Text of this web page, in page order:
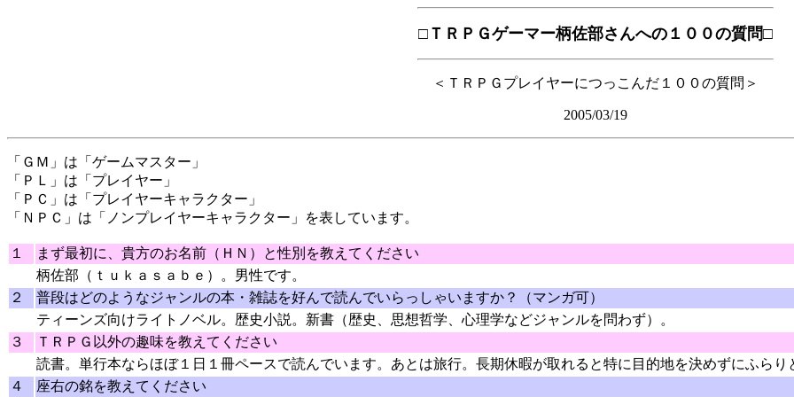
□ＴＲＰＧゲーマー柄佐部さんへの１００の質問□
＜ＴＲＰＧプレイヤーにつっこんだ１００の質問＞
2005/03/19
「ＧＭ」は「ゲームマスター」
「ＰＬ」は「プレイヤー」
「ＰＣ」は「プレイヤーキャラクター」
「ＮＰＣ」は「ノンプレイヤーキャラクター」を表しています。
１
まず最初に、貴方のお名前（ＨＮ）と性別を教えてください
柄佐部（ｔｕｋａｓａｂｅ）。男性です。
２
普段はどのようなジャンルの本・雑誌を好んで読んでいらっしゃいますか？（マンガ可）
ティーンズ向けライトノベル。歴史小説。新書（歴史、思想哲学、心理学などジャンルを問わず）。
３
ＴＲＰＧ以外の趣味を教えてください
読書。単行本ならほぼ１日１冊ペースで読んでいます。あとは旅行。長期休暇が取れると特に目的地を決めずにふらり
４
座右の銘を教えてください